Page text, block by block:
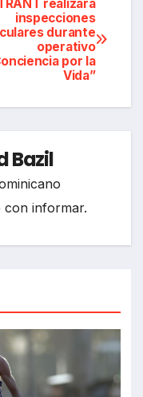
realizará
inspecciones
durante
operativo
por la
Vida”
Bazil
con informar.